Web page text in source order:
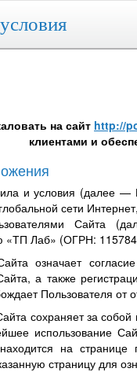
на сайт http://
клиентами и
и условия (далее —
сети
Сайта
«ТП Лаб» (ОГРН:
означает
а также
Пользователя от
сохраняет за
использование
на
страницу для